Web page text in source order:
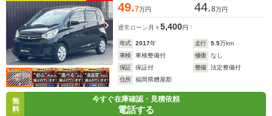
49.7万円 44.8万円
通常ローン 月々5,400円
年式 2017年 走行 5.5万km
車検
車検整備付 修復
なし
保証
保証付 整備
法定整備付
住所
福岡県糟屋郡
無
料
今すぐ在庫確認・見積依頼
電話する